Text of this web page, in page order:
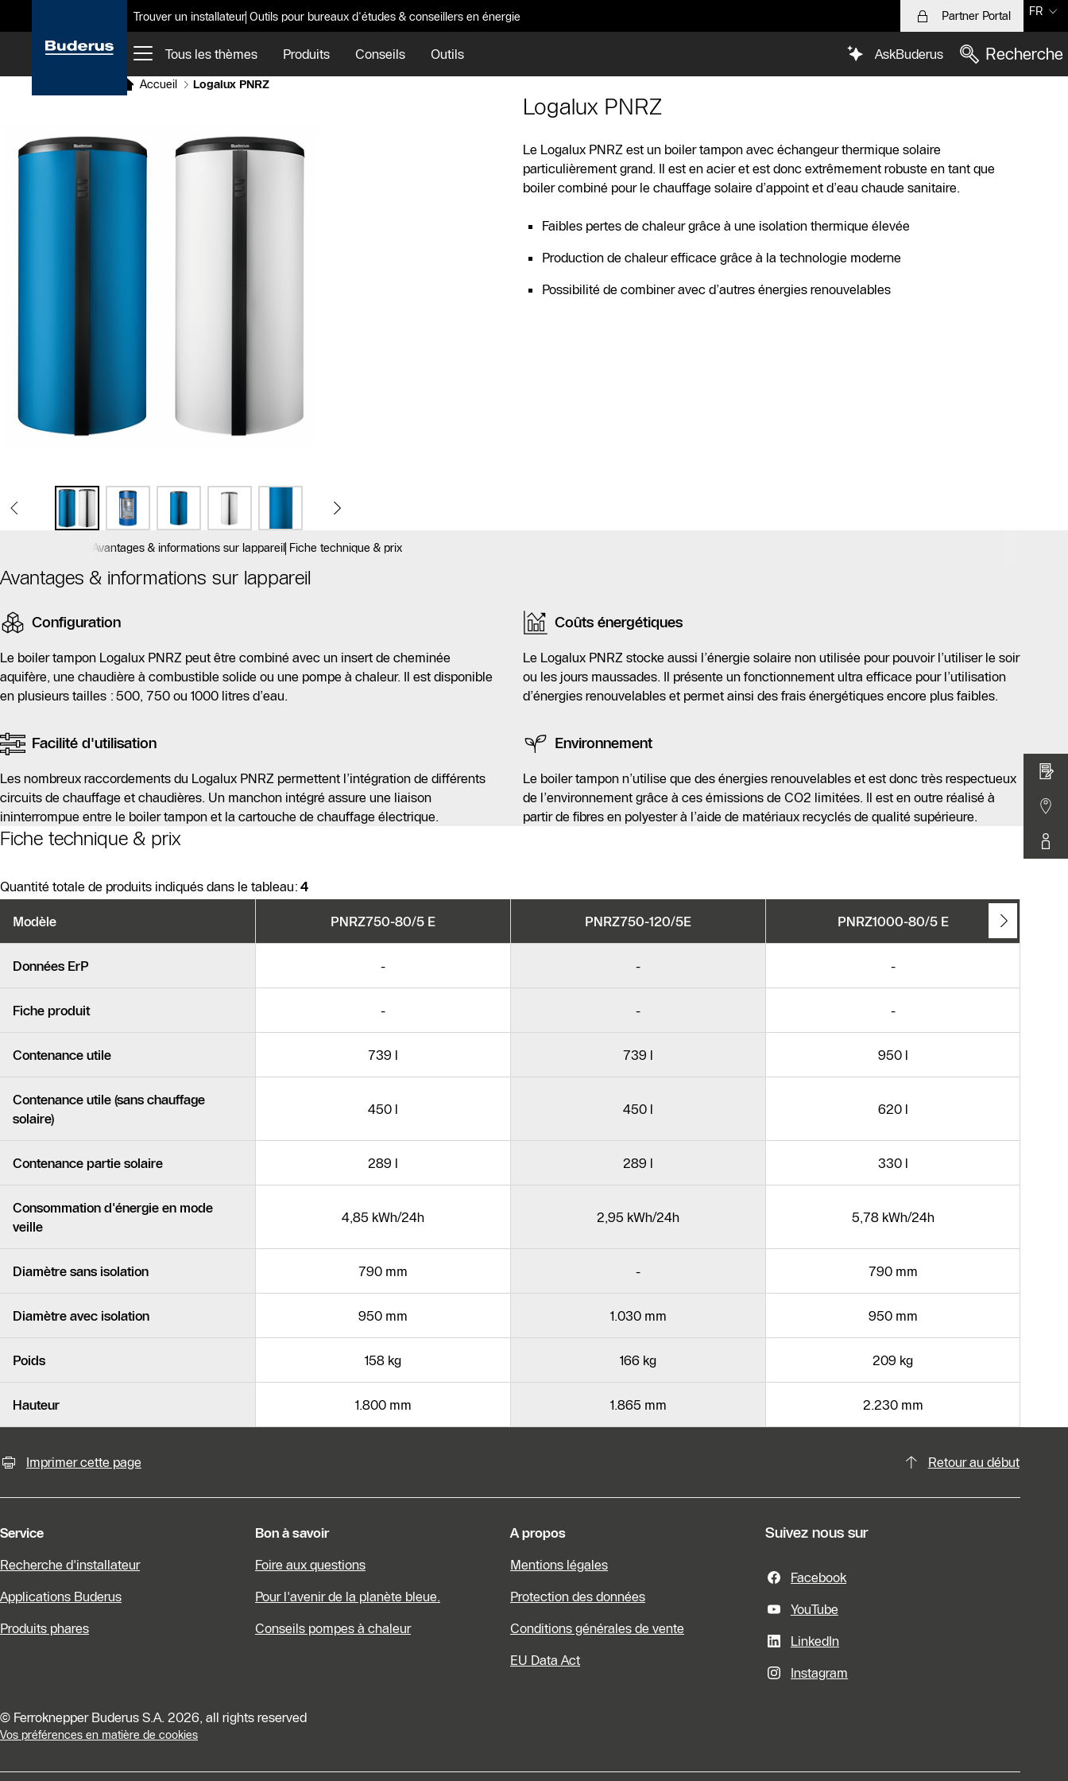
Trouver un installateur Outils pour bureaux d'études & conseillers en énergie Partner Portal FR
Tous les thèmes Produits Conseils Outils AskBuderus Recherche
Accueil Logalux PNRZ
Afficher sous forme de liste
Sauter le slider
Logalux PNRZ
Le Logalux PNRZ est un boiler tampon avec échangeur thermique solaire
particulièrement grand. Il est en acier et est donc extrêmement robuste en tant que
boiler combiné pour le chauffage solaire d’appoint et d’eau chaude sanitaire.
Faibles pertes de chaleur grâce à une isolation thermique élevée
Production de chaleur efficace grâce à la technologie moderne
Possibilité de combiner avec d’autres énergies renouvelables
Avantages & informations sur lappareil Fiche technique & prix
Avantages & informations sur lappareil
Configuration
Le boiler tampon Logalux PNRZ peut être combiné avec un insert de cheminée
aquifère, une chaudière à combustible solide ou une pompe à chaleur. Il est disponible
en plusieurs tailles : 500, 750 ou 1000 litres d’eau.
Coûts énergétiques
Le Logalux PNRZ stocke aussi l’énergie solaire non utilisée pour pouvoir l’utiliser le soir
ou les jours maussades. Il présente un fonctionnement ultra efficace pour l’utilisation
d’énergies renouvelables et permet ainsi des frais énergétiques encore plus faibles.
Facilité d'utilisation
Les nombreux raccordements du Logalux PNRZ permettent l’intégration de différents
circuits de chauffage et chaudières. Un manchon intégré assure une liaison
ininterrompue entre le boiler tampon et la cartouche de chauffage électrique.
Environnement
Le boiler tampon n’utilise que des énergies renouvelables et est donc très respectueux
de l’environnement grâce à ces émissions de CO2 limitées. Il est en outre réalisé à
partir de fibres en polyester à l’aide de matériaux recyclés de qualité supérieure.
Fiche technique & prix
Quantité totale de produits indiqués dans le tableau: 4
produits
Modèle PNRZ750-80/5 E PNRZ750-120/5E PNRZ1000-80/5 E
Données ErP - - -
Fiche produit - - -
Contenance utile 739 l 739 l 950 l
Contenance utile (sans chauffage
solaire)
450 l 450 l 620 l
Contenance partie solaire 289 l 289 l 330 l
Consommation d'énergie en mode
veille
4,85 kWh/24h 2,95 kWh/24h 5,78 kWh/24h
Diamètre sans isolation 790 mm - 790 mm
Diamètre avec isolation 950 mm 1.030 mm 950 mm
Poids 158 kg 166 kg 209 kg
Hauteur 1.800 mm 1.865 mm 2.230 mm
Slider Cest une galerie dimages
Sauter le slider
Imprimer cette page Retour au début
Service
Recherche d'installateur
Applications Buderus
Produits phares
Bon à savoir
Foire aux questions
Pour l'avenir de la planète bleue.
Conseils pompes à chaleur
A propos
Mentions légales
Protection des données
Conditions générales de vente
EU Data Act
Suivez nous sur
Facebook
YouTube
LinkedIn
Instagram
© Ferroknepper Buderus S.A. 2026, all rights reserved
Vos préférences en matière de cookies